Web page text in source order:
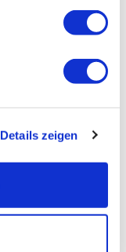
Details zeigen